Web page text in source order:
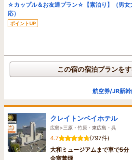
☆カップル＆お友達プラン☆【素泊り】（男女
応）
ポイントUP
この宿の宿泊プランを
航空券/JR新
クレイトンベイホテル
広島>三原・竹原・東広島・呉
4.7
(797件)
大和ミュージアムまで車で5
全室禁煙